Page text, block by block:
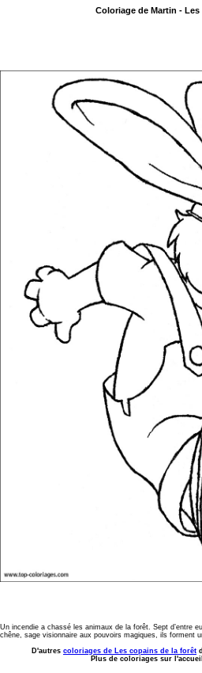
Coloriage de Martin -
Un incendie a chassé les animaux de la forêt. Sept d’entre
chêne, sage visionnaire aux pouvoirs magiques, ils forment
D'autres coloriages de Les copains de la forêt
Plus de coloriages sur